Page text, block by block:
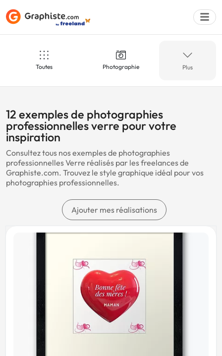
Déposer une
Toutes Photographie
Concert Spectacle
Animaux
Beauté Photographe
Mode
Plus
12 exemples de photographies
professionnelles verre pour votre
inspiration
Consultez tous nos exemples de photographies
professionnelles Verre réalisés par les freelances de
Graphiste.com. Trouvez le style graphique idéal pour vos
photographies professionnelles.
Ajouter mes réalisations